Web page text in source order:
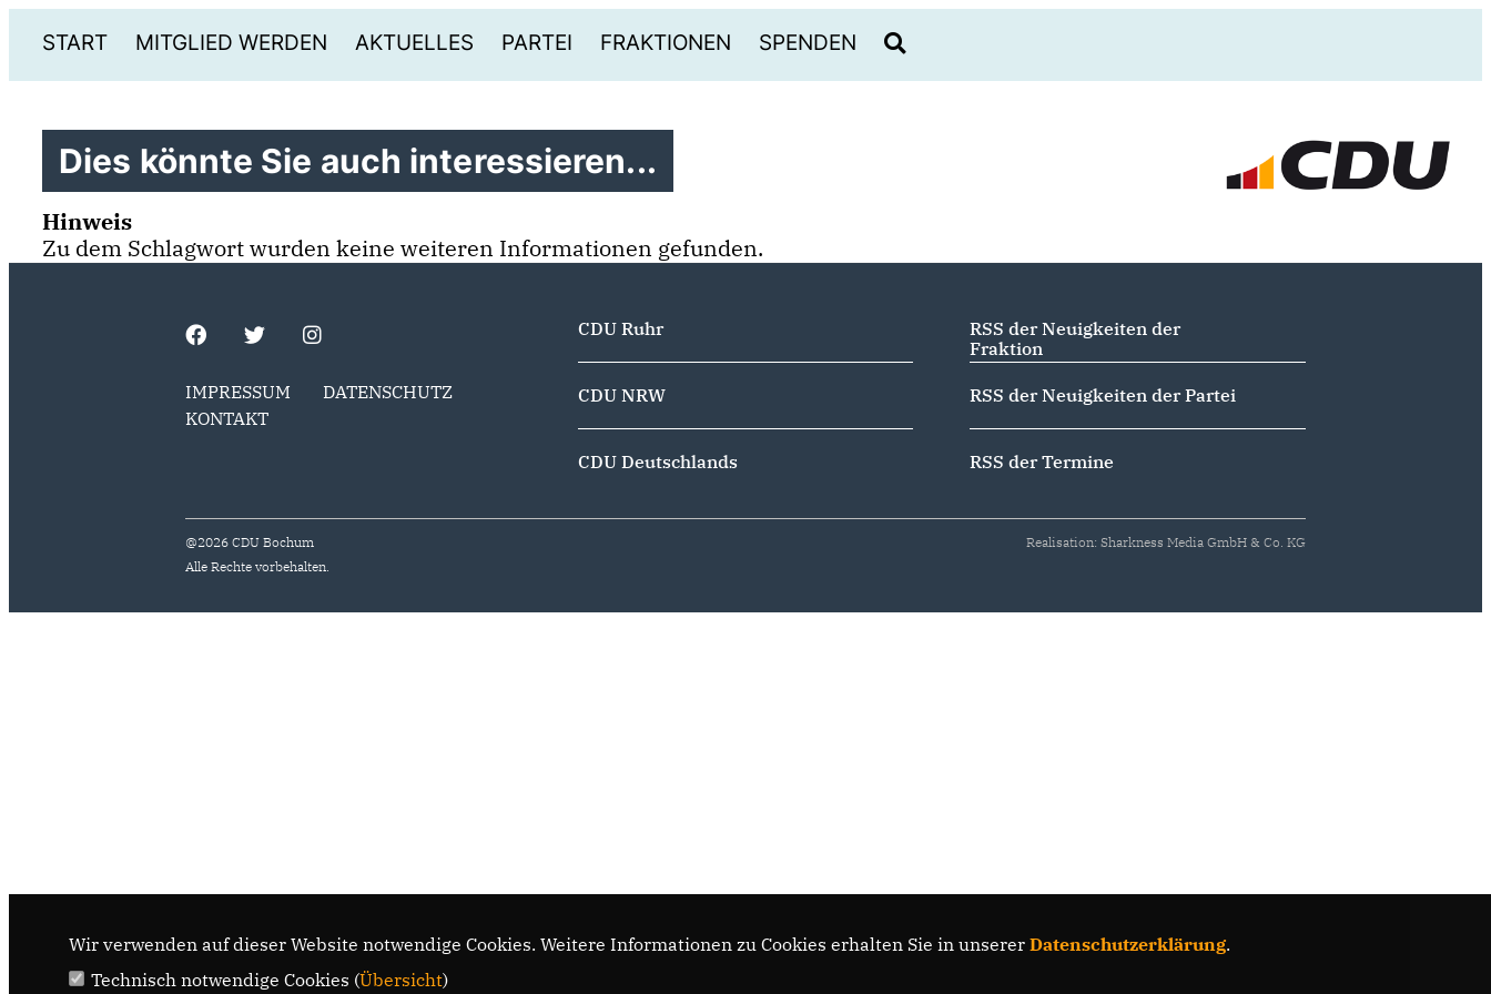
START MITGLIED WERDEN AKTUELLES PARTEI FRAKTIONEN SPENDEN
Dies könnte Sie auch interessieren...
Hinweis
Zu dem Schlagwort wurden keine weiteren Informationen gefunden.
IMPRESSUM
DATENSCHUTZ
KONTAKT
CDU Ruhr
CDU NRW
CDU Deutschlands
RSS der Neuigkeiten der
Fraktion
RSS der Neuigkeiten der Partei
RSS der Termine
@2026 CDU Bochum
Alle Rechte vorbehalten.
Realisation: Sharkness Media GmbH & Co. KG
Wir verwenden auf dieser Website notwendige Cookies. Weitere Informationen zu Cookies erhalten Sie in unserer Datenschutzerklärung.
Technisch notwendige Cookies (Übersicht)